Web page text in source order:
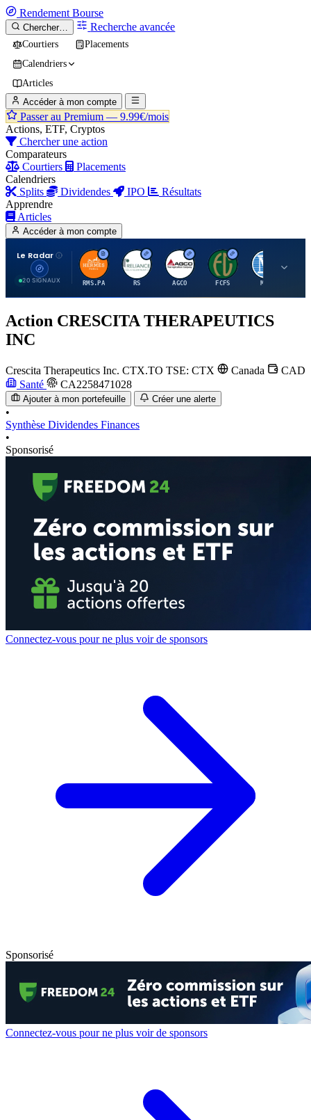
Rendement Bourse
Chercher… Recherche avancée
Courtiers
Placements
Calendriers
Articles
Accéder à mon compte
Passer au Premium — 9.99€/mois
Actions, ETF, Cryptos
Chercher une action
Comparateurs
Courtiers
Placements
Calendriers
Splits
Dividendes IPO
Résultats
Apprendre
Articles
Accéder à mon compte
Le Radar
20 SIGNAUX
H
RMS.PA
R
RS
A
AGCO
F
FCFS
M
MCO
Action CRESCITA THERAPEUTICS
INC
Crescita Therapeutics Inc. CTX.TO TSE: CTX Canada
CAD
Santé
CA2258471028
Ajouter à mon portefeuille Créer une alerte
•
Synthèse Dividendes Finances
•
Sponsorisé
Connectez-vous pour ne plus voir de sponsors
Sponsorisé
Connectez-vous pour ne plus voir de sponsors